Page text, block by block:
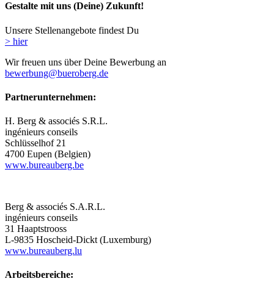
Gestalte mit uns (Deine) Zukunft!
Unsere Stellenangebote findest Du
> hier
Wir freuen uns über Deine Bewerbung an
bewerbung@bueroberg.de
Partnerunternehmen:
H. Berg & associés S.R.L.
ingénieurs conseils
Schlüsselhof 21
4700 Eupen (Belgien)
www.bureauberg.be
Berg & associés S.A.R.L.
ingénieurs conseils
31 Haaptstrooss
L-9835 Hoscheid-Dickt (Luxemburg)
www.bureauberg.lu
Arbeitsbereiche: